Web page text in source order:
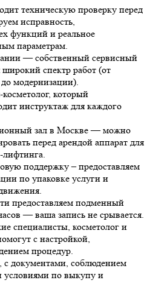
техническую проверку перед
исправность,
функций и реальное
параметрам.
— собственный сервисный
широкий спектр работ (от
модернизации).
который
инструктаж для каждого
зал в Москве — можно
перед арендой аппарат для
поддержку – предоставляем
по упаковке услуги и
предоставляем подменный
— ваша запись не срывается.
специалисты, косметолог и
с настройкой,
процедур.
с документами, соблюдением
условиями по выкупу и